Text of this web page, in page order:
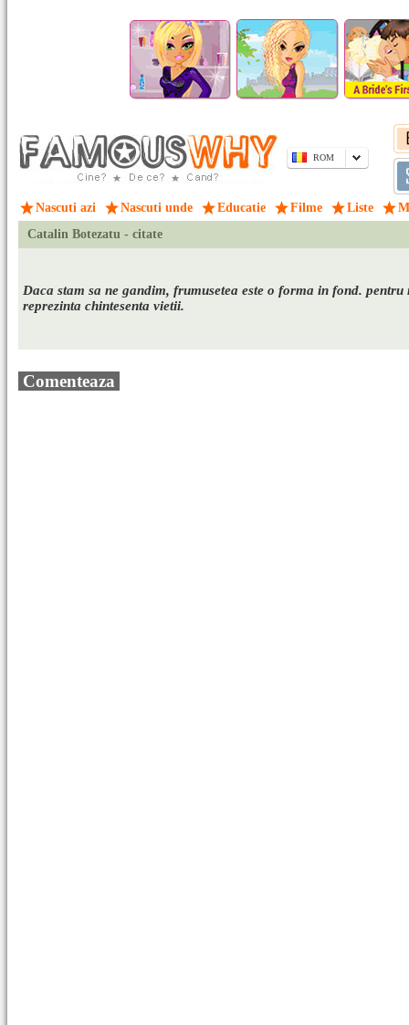
ROM
Nascuti azi Nascuti unde Educatie Filme Liste
Catalin Botezatu - citate
Daca stam sa ne gandim, frumusetea este o forma in fond. pentru
reprezinta chintesenta vietii.
Comenteaza